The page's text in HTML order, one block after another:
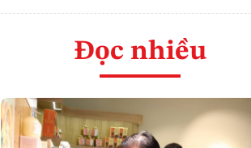
Đọc nhiều